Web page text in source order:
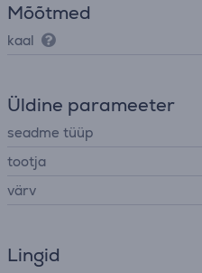
Mõõtmed
kaal
Üldine parameeter
seadme tüüp
tootja
värv
Lingid